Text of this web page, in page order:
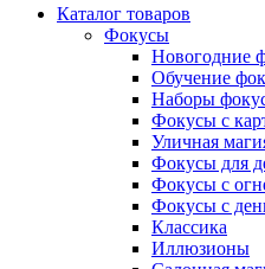
Каталог товаров
Фокусы
Новогодние
Обучение
Наборы
Фокусы с
Уличная
Фокусы для
Фокусы с
Фокусы с
Классика
Иллюзионы